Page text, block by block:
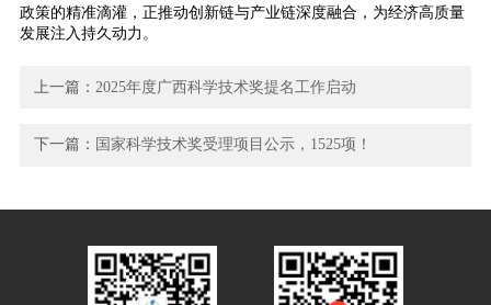
政策的精准滴灌，正推动创新链与产业链深度融合，为经济高质量
发展注入持久动力。
上一篇： 2025年度广西科学技术奖提名工作启动
下一篇： 国家科学技术奖受理项目公示，1525项！